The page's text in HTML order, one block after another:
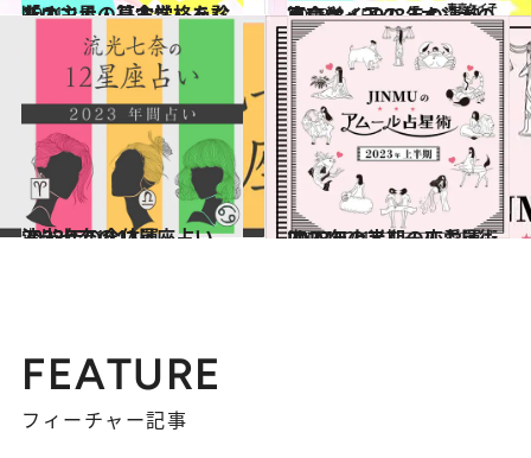
2021.1.6
「オンナの算命学」あなたの主星・基本性格を診断！
占い 2023.3.15
東京ケイ子の「オンナの算命学」2023年の運勢
占い
2022.12.14
流光七奈の12星座占い 2023年の全体運
占い 2022.12.15
JINMUのアムール占星術 2023年上半期の恋愛運は？
占い
FEATURE
フィーチャー記事